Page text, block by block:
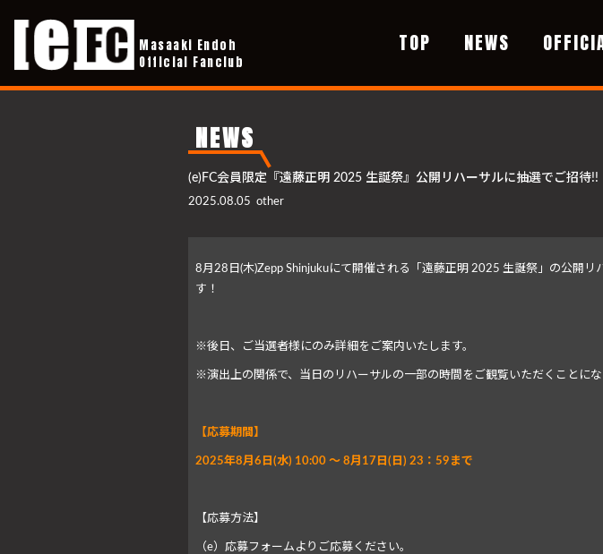
Masaaki Endoh
Official Fanclub
TOP NEWS
NEWS
(e)FC会員限定『遠藤正明 2025 生誕祭』公開リハーサルに抽選でご招待!!
2025.08.05 other
8月28日(木)Zepp Shinjukuにて開催される「遠藤正明 2025 生誕祭」の公開
す！
※後日、ご当選者様にのみ詳細をご案内いたします。
※演出上の関係で、当日のリハーサルの一部の時間をご観覧いただくことにな
【応募期間】
2025年8月6日(水) 10:00 ～ 8月17日(日) 23：59まで
【応募方法】
（e）応募フォームよりご応募ください。